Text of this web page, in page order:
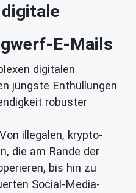
E-Mails
digitalen
jüngste Enthüllungen
robuster
illegalen, krypto-
die am Rande der
bis hin zu
Social-Media-